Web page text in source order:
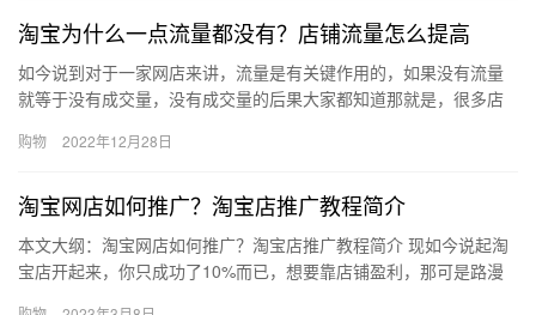
淘宝为什么一点流量都没有？店铺流量怎么提高
如今说到对于一家网店来讲，流量是有关键作用的，如果没有流量
就等于没有成交量，没有成交量的后果大家都知道那就是，很多店
量都没…
购物 2022年12月28日
淘宝网店如何推广？淘宝店推广教程简介
本文大纲：淘宝网店如何推广？淘宝店推广教程简介 现如今说起淘
宝店开起来，你只成功了10%而已，想要靠店铺盈利，那可是路漫